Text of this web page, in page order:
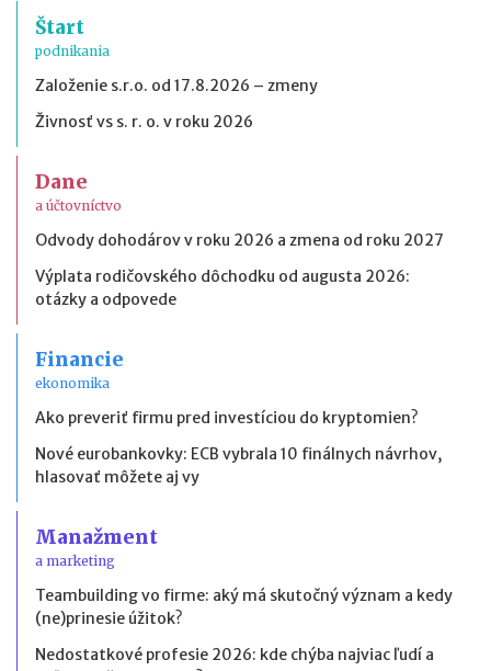
Štart
podnikania
Založenie s.r.o. od 17.8.2026 – zmeny
Živnosť vs s. r. o. v roku 2026
Dane
a účtovníctvo
Odvody dohodárov v roku 2026 a zmena od roku 2027
Výplata rodičovského dôchodku od augusta 2026:
otázky a odpovede
Financie
ekonomika
Ako preveriť firmu pred investíciou do kryptomien?
Nové eurobankovky: ECB vybrala 10 finálnych návrhov,
hlasovať môžete aj vy
Manažment
a marketing
Teambuilding vo firme: aký má skutočný význam a kedy
(ne)prinesie úžitok?
Nedostatkové profesie 2026: kde chýba najviac ľudí a